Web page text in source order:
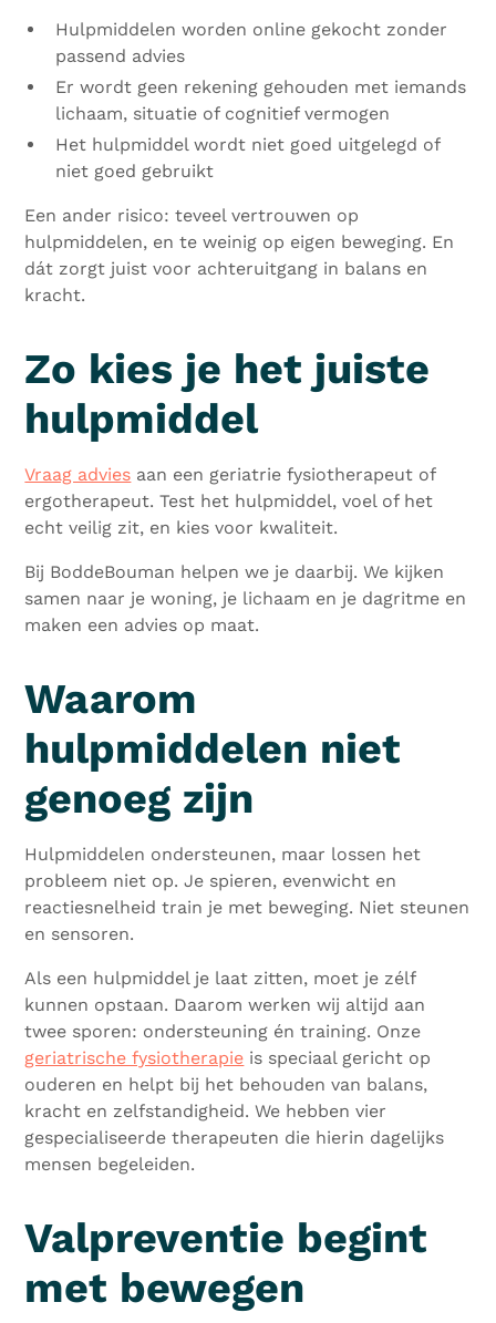
Hulpmiddelen worden online gekocht zonder
passend advies
Er wordt geen rekening gehouden met iemands
lichaam, situatie of cognitief vermogen
Het hulpmiddel wordt niet goed uitgelegd of
niet goed gebruikt
Een ander risico: teveel vertrouwen op
hulpmiddelen, en te weinig op eigen beweging. En
dát zorgt juist voor achteruitgang in balans en
kracht.
Zo kies je het juiste
hulpmiddel
Vraag advies aan een geriatrie fysiotherapeut of
ergotherapeut. Test het hulpmiddel, voel of het
echt veilig zit, en kies voor kwaliteit.
Bij BoddeBouman helpen we je daarbij. We kijken
samen naar je woning, je lichaam en je dagritme en
maken een advies op maat.
Waarom
hulpmiddelen niet
genoeg zijn
Hulpmiddelen ondersteunen, maar lossen het
probleem niet op. Je spieren, evenwicht en
reactiesnelheid train je met beweging. Niet steunen
en sensoren.
Als een hulpmiddel je laat zitten, moet je zélf
kunnen opstaan. Daarom werken wij altijd aan
twee sporen: ondersteuning én training. Onze
geriatrische fysiotherapie is speciaal gericht op
ouderen en helpt bij het behouden van balans,
kracht en zelfstandigheid. We hebben vier
gespecialiseerde therapeuten die hierin dagelijks
mensen begeleiden.
Valpreventie begint
met bewegen